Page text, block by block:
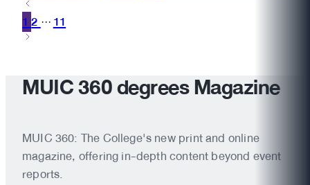
12 ··· 11
MUIC 360 degrees Magazine
MUIC 360: The College's new print and online
magazine, offering in-depth content beyond event
reports.